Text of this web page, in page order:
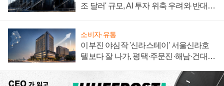
조 달러' 규모, AI 투자 위축 우려와 반대
소비자·유통
이부진 야심작 '신라스테이' 서울신라호
텔보다 잘 나가, 평택·주문진·해남·건대로